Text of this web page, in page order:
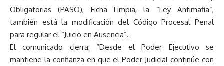
Obligatorias (PASO), Ficha Limpia, la “Ley Antimafia”,
también está la modificación del Código Procesal Penal
para regular el “Juicio en Ausencia”.
El comunicado cierra: “Desde el Poder Ejecutivo se
mantiene la confianza en que el Poder Judicial continúe con